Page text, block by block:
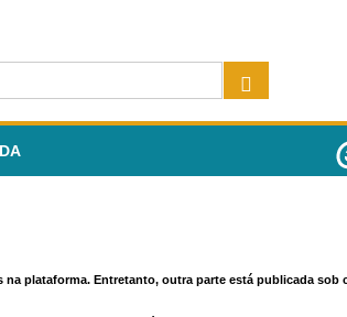
plataforma. Entretanto, outra parte está publicada sob